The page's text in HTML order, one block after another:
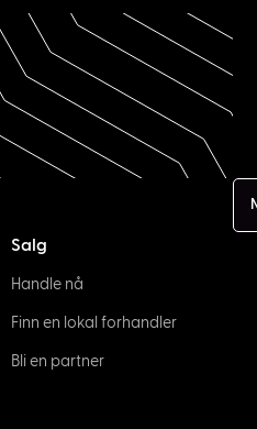
Salg
Handle nå
Finn en lokal forhandler
Bli en partner